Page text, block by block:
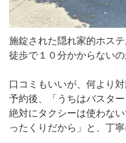
施錠された隠れ家的ホス
徒歩で１０分かからないの
口コミもいいが、何より対
予約後、「うちはバスタ
絶対にタクシーは使わな
ったくりだから」と、丁